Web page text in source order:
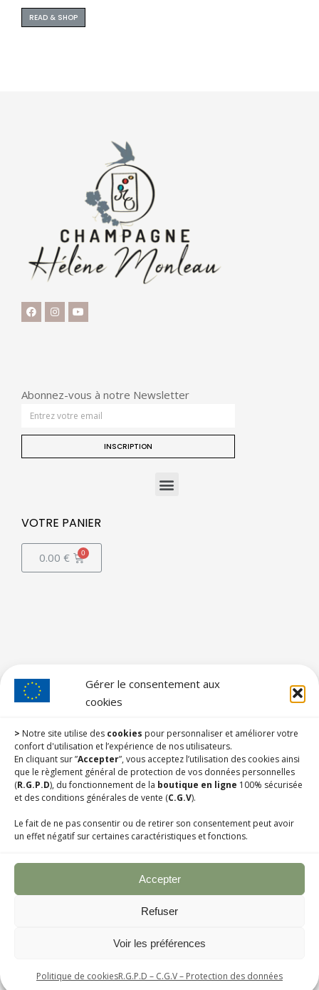
Gérer le consentement aux
cookies
> Notre site utilise des cookies pour personnaliser et améliorer votre
confort d'utilisation et l’expérience de nos utilisateurs.
En cliquant sur ”Accepter”, vous acceptez l’utilisation des cookies ainsi
que le règlement général de protection de vos données personnelles
(R.G.P.D), du fonctionnement de la boutique en ligne 100% sécurisée
et des conditions générales de vente (C.G.V).
Le fait de ne pas consentir ou de retirer son consentement peut avoir
un effet négatif sur certaines caractéristiques et fonctions.
Accepter
Refuser
Voir les préférences
Politique de cookiesR.G.P.D – C.G.V – Protection des données
READ & SHOP
Abonnez-vous à notre Newsletter
INSCRIPTION
VOTRE PANIER
0.00 €
© Champagne Hélène Monleau 2020. Tous droits réservés |
Support Clients : (+33).6.89.37.09.03